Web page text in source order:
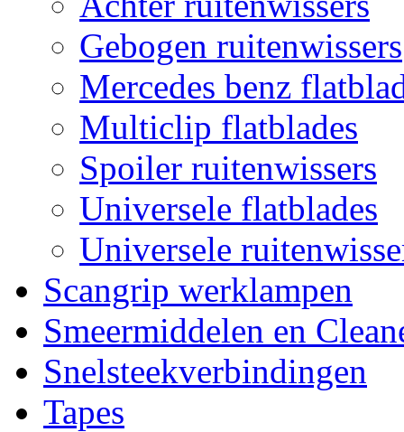
Gebogen ruitenwissers
Mercedes benz
Multiclip flatblades
Spoiler ruitenwissers
Universele flatblades
Universele
Scangrip werklampen
Smeermiddelen en
Snelsteekverbindingen
Tapes